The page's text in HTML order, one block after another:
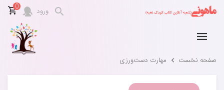
ورود 0
صفحه نخست مهارت‌ دست‌ورزی